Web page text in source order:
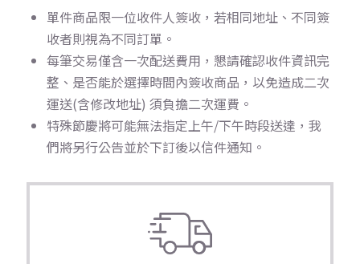
單件商品限一位收件人簽收，若相同地址、不同簽
收者則視為不同訂單。
每筆交易僅含一次配送費用，懇請確認收件資訊完
整、是否能於選擇時間內簽收商品，以免造成二次
運送(含修改地址) 須負擔二次運費。
特殊節慶將可能無法指定上午/下午時段送達，我
們將另行公告並於下訂後以信件通知。